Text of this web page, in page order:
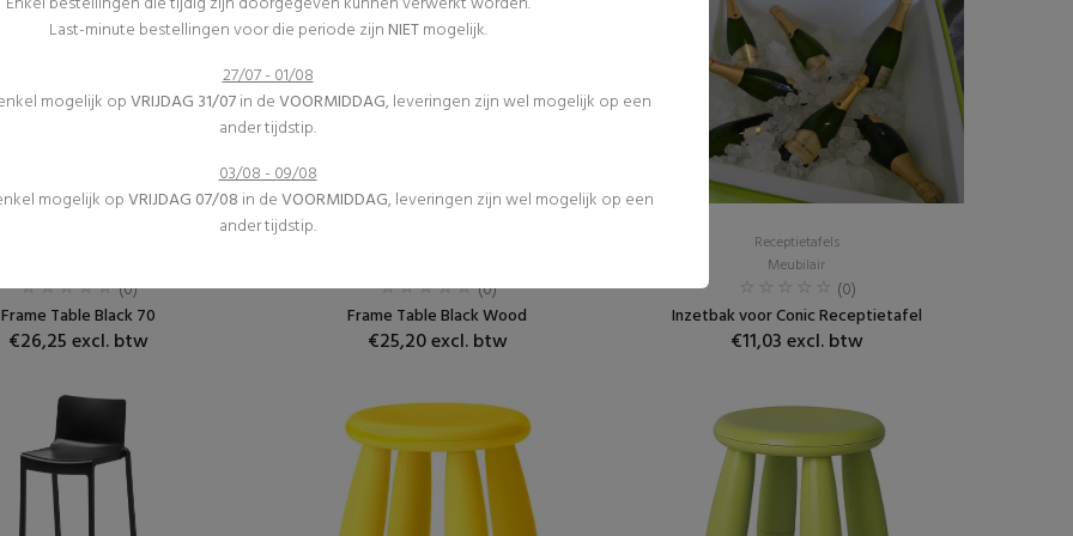
(0)
Frame Table Black 70
€26,25 excl. btw
(0)
Frame Table Black Wood
€25,20 excl. btw
Receptietafels
Meubilair
(0)
Inzetbak voor Conic Receptietafel
€11,03 excl. btw
Last-minute bestellingen voor die periode zijn NIETmogelijk.
27/07 - 01/08
mogelijk opVRIJDAG 31/07in deVOORMIDDAG, leveringen zijn wel mogelijk op een
ander tijdstip.
03/08 - 09/08
mogelijk opVRIJDAG 07/08 in deVOORMIDDAG, leveringen zijn wel mogelijk op een
ander tijdstip.